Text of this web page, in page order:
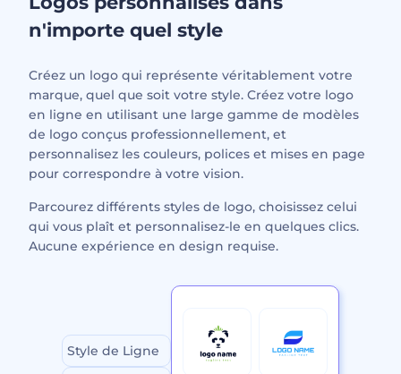
n'importe quel style
Créez un logo qui représente véritablement votre
marque, quel que soit votre style. Créez votre logo
en ligne en utilisant une large gamme de modèles
de logo conçus professionnellement, et
personnalisez les couleurs, polices et mises en page
pour correspondre à votre vision.
Parcourez différents styles de logo, choisissez celui
qui vous plaît et personnalisez-le en quelques clics.
Aucune expérience en design requise.
Style de Ligne